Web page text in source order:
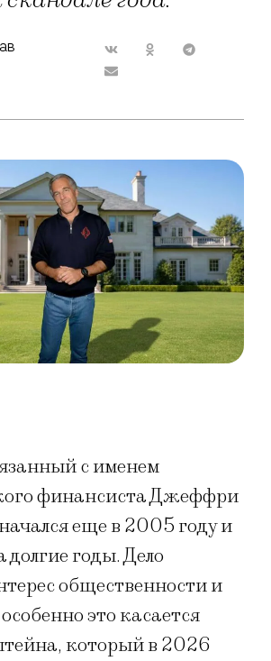
с именем
финансиста Джеффри
еще в 2005 году и
долгие годы. Дело
общественности и
это касается
который в 2026